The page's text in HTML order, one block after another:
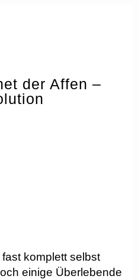
der Affen –
einige Überlebende